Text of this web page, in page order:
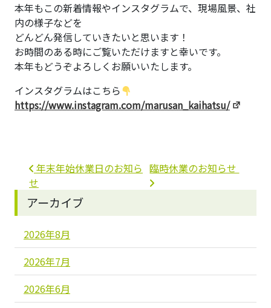
本年もこの新着情報やインスタグラムで、現場風景、社
内の様子などを
どんどん発信していきたいと思います！
お時間のある時にご覧いただけますと幸いです。
本年もどうぞよろしくお願いいたします。
インスタグラムはこちら
https://www.instagram.com/marusan_kaihatsu/
投稿ナビゲーション
年末年始休業日のお知ら
せ
臨時休業のお知らせ
アーカイブ
2026年8月
2026年7月
2026年6月